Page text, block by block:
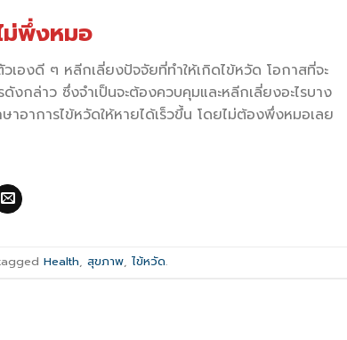
ม่พึ่งหมอ
เองดี ๆ หลีกเลี่ยงปัจจัยที่ทำให้เกิดไข้หวัด โอกาสที่จะ
งกล่าว ซึ่งจำเป็นจะต้องควบคุมและหลีกเลี่ยงอะไรบาง
าอาการไข้หวัดให้หายได้เร็วขึ้น โดยไม่ต้องพึ่งหมอเลย
Health, สุขภาพ, ไข้หวัด.